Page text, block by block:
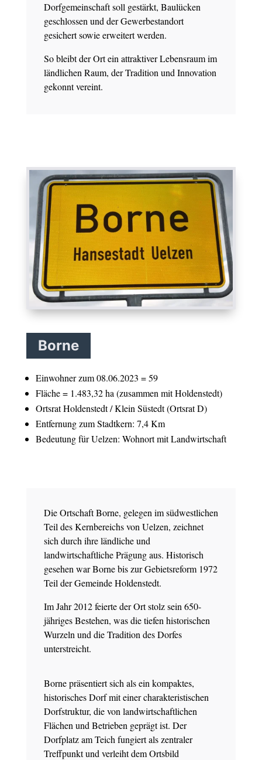
Dorfgemeinschaft soll gestärkt, Baulücken
geschlossen und der Gewerbestandort
gesichert sowie erweitert werden.
So bleibt der Ort ein attraktiver Lebensraum im
ländlichen Raum, der Tradition und Innovation
gekonnt vereint.
Borne
Einwohner zum 08.06.2023 = 59
Fläche = 1.483,32 ha (zusammen mit Holdenstedt)
Ortsrat Holdenstedt / Klein Süstedt (Ortsrat D)
Entfernung zum Stadtkern: 7,4 Km
Bedeutung für Uelzen: Wohnort mit Landwirtschaft
Die Ortschaft Borne, gelegen im südwestlichen
Teil des Kernbereichs von Uelzen, zeichnet
sich durch ihre ländliche und
landwirtschaftliche Prägung aus. Historisch
gesehen war Borne bis zur Gebietsreform 1972
Teil der Gemeinde Holdenstedt.
Im Jahr 2012 feierte der Ort stolz sein 650-
jähriges Bestehen, was die tiefen historischen
Wurzeln und die Tradition des Dorfes
unterstreicht.
Borne präsentiert sich als ein kompaktes,
historisches Dorf mit einer charakteristischen
Dorfstruktur, die von landwirtschaftlichen
Flächen und Betrieben geprägt ist. Der
Dorfplatz am Teich fungiert als zentraler
Treffpunkt und verleiht dem Ortsbild